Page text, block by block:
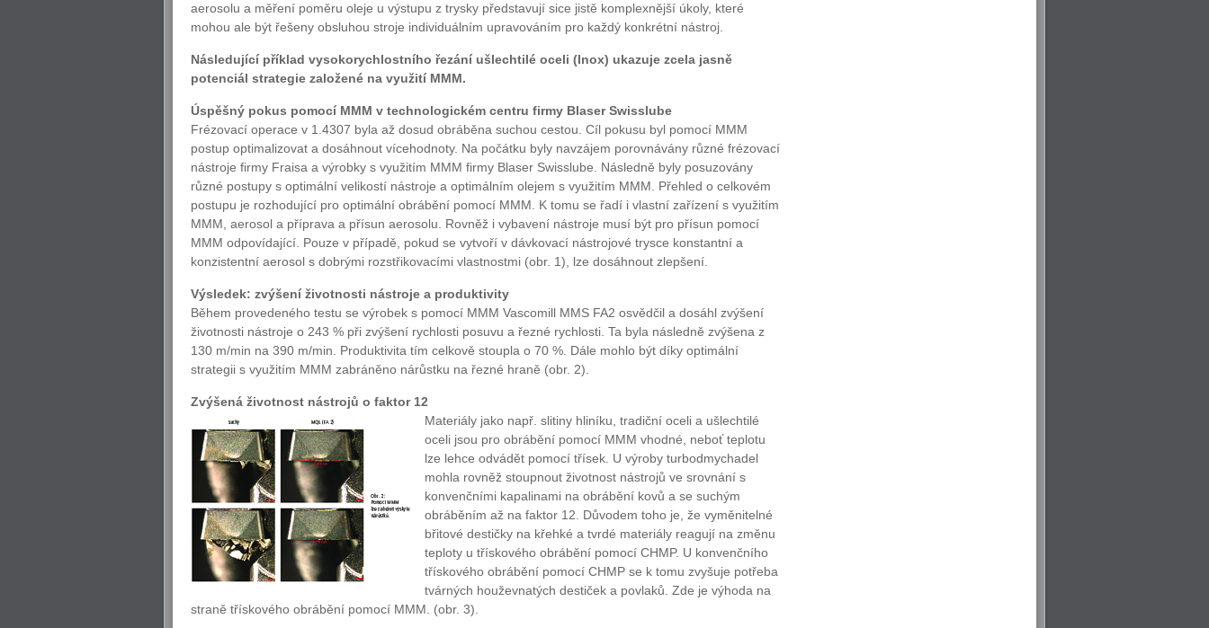
aerosolu a měření poměru oleje u výstupu z trysky představují sice jistě komplexnější úkoly, které
mohou ale být řešeny obsluhou stroje individuálním upravováním pro každý konkrétní nástroj.
Následující příklad vysokorychlostního řezání ušlechtilé oceli (Inox) ukazuje zcela jasně
potenciál strategie založené na využití MMM.
Úspěšný pokus pomocí MMM v technologickém centru firmy Blaser Swisslube
Frézovací operace v 1.4307 byla až dosud obráběna suchou cestou. Cíl pokusu byl pomocí MMM
postup optimalizovat a dosáhnout vícehodnoty. Na počátku byly navzájem porovnávány různé frézovací
nástroje firmy Fraisa a výrobky s využitím MMM firmy Blaser Swisslube. Následně byly posuzovány
různé postupy s optimální velikostí nástroje a optimálním olejem s využitím MMM. Přehled o celkovém
postupu je rozhodující pro optimální obrábění pomocí MMM. K tomu se řadí i vlastní zařízení s využitím
MMM, aerosol a příprava a přísun aerosolu. Rovněž i vybavení nástroje musí být pro přísun pomocí
MMM odpovídající. Pouze v případě, pokud se vytvoří v dávkovací nástrojové trysce konstantní a
konzistentní aerosol s dobrými rozstřikovacími vlastnostmi (obr. 1), lze dosáhnout zlepšení.
Výsledek: zvýšení životnosti nástroje a produktivity
Během provedeného testu se výrobek s pomocí MMM Vascomill MMS FA2 osvědčil a dosáhl zvýšení
životnosti nástroje o 243 % při zvýšení rychlosti posuvu a řezné rychlosti. Ta byla následně zvýšena z
130 m/min na 390 m/min. Produktivita tím celkově stoupla o 70 %. Dále mohlo být díky optimální
strategii s využitím MMM zabráněno nárůstku na řezné hraně (obr. 2).
Zvýšená životnost nástrojů o faktor 12
Materiály jako např. slitiny hliníku, tradiční oceli a ušlechtilé
oceli jsou pro obrábění pomocí MMM vhodné, neboť teplotu
lze lehce odvádět pomocí třísek. U výroby turbodmychadel
mohla rovněž stoupnout životnost nástrojů ve srovnání s
konvenčními kapalinami na obrábění kovů a se suchým
obráběním až na faktor 12. Důvodem toho je, že vyměnitelné
břitové destičky na křehké a tvrdé materiály reagují na změnu
teploty u třískového obrábění pomocí CHMP. U konvenčního
třískového obrábění pomocí CHMP se k tomu zvyšuje potřeba
tvárných houževnatých destiček a povlaků. Zde je výhoda na
straně třískového obrábění pomocí MMM. (obr. 3).